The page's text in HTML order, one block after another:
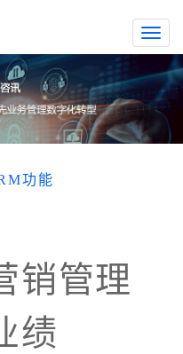
功能
销管理
绩